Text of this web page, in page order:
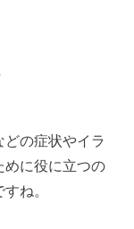
の症状やイラ
めに役に立つの
ね。